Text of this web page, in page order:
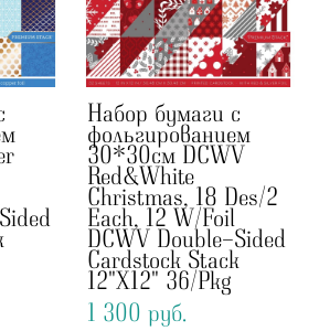
Набор бумаги с
фольгированием
30*30см DCWV
Red&White
Christmas, 18 Des/2
Each, 12 W/Foil
DCWV Double-Sided
Cardstock Stack
12"X12" 36/Pkg
1 300 pуб.